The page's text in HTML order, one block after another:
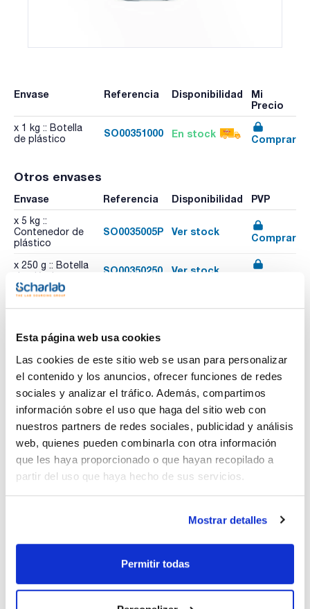
Esta página web usa cookies
Las cookies de este sitio web se usan para personalizar
el contenido y los anuncios, ofrecer funciones de redes
sociales y analizar el tráfico. Además, compartimos
información sobre el uso que haga del sitio web con
nuestros partners de redes sociales, publicidad y análisis
web, quienes pueden combinarla con otra información
que les haya proporcionado o que hayan recopilado a
partir del uso que haya hecho de sus servicios.
Mostrar detalles
Permitir todas
Envase Referencia Disponibilidad
Mi
Precio
x 1 kg :: Botella
de plástico
SO00351000 En stock Comprar
Otros envases
Envase Referencia Disponibilidad PVP
x 5 kg ::
Contenedor de
plástico
SO0035005P Ver stock
Comprar
x 250 g :: Botella
de plástico
SO00350250 Ver stock
x 25 kg ::
Contenedor de
SO0035025P Ver stock
x 500 g :: Botella
de plástico
Comprar
producto
Características
Capacidad : x 1 kg
- Sinónimos: Ácido acético, sal de sodio anhidro
- CH3COONa
- M = 82,03 g/mol
- Punto de inflamación: > 250 ºC
- LD 50 (oral, rat): 3530 mg/kg
- Partida arancelaria: 2915 29 00 90
Documentación técnica
TDS / Ficha técnica
COA